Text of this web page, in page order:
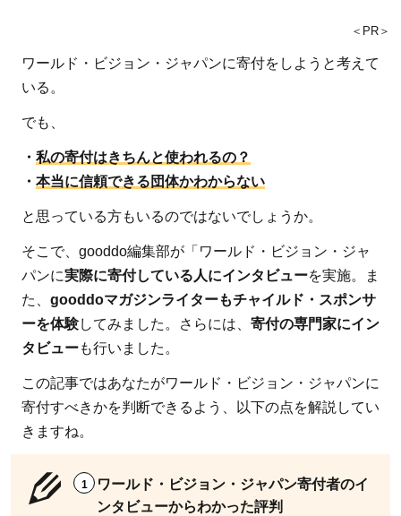
＜PR＞
ワールド・ビジョン・ジャパンに寄付をしようと考えて
いる。
でも、
・ 私の寄付はきちんと使われるの？
・ 本当に信頼できる団体かわからない
と思っている方もいるのではないでしょうか。
そこで、gooddo編集部が「ワールド・ビジョン・ジャ
パンに実際に寄付している人にインタビューを実施。ま
た、 gooddoマガジンライターもチャイルド・スポンサ
ーを体験してみました。さらには、 寄付の専門家にイン
タビューも行いました。
この記事ではあなたがワールド・ビジョン・ジャパンに
寄付すべきかを判断できるよう、以下の点を解説してい
きますね。
ワールド・ビジョン・ジャパン寄付者のイ
ンタビューからわかった評判